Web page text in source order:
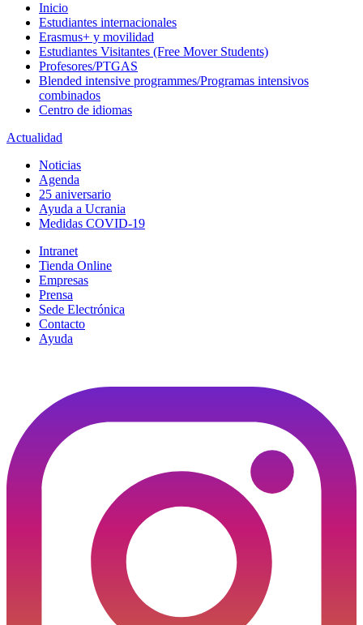
Inicio
Estudiantes internacionales
Erasmus+ y movilidad
Estudiantes Visitantes (Free Mover Students)
Profesores/PTGAS
Blended intensive programmes/Programas intensivos
combinados
Centro de idiomas
Actualidad
Noticias
Agenda
25 aniversario
Ayuda a Ucrania
Medidas COVID-19
Intranet
Tienda Online
Empresas
Prensa
Sede Electrónica
Contacto
Ayuda